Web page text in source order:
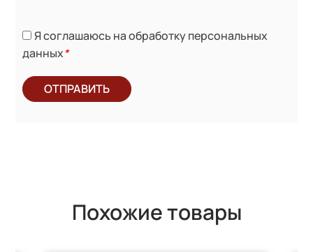
Я соглашаюсь на обработку персональных
данных*
ОТПРАВИТЬ
Похожие товары